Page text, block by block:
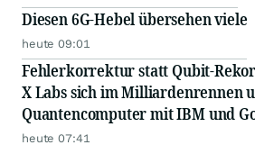
Diesen 6G-Hebel übersehen viele
heute 09:01
Fehlerkorrektur statt Qubit-
X Labs sich im Milliardenrennen
Quantencomputer mit IBM und
heute 07:41